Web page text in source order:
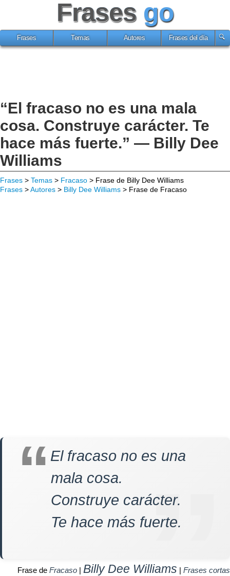
Frases go
Frases Temas Autores Frases del día
“El fracaso no es una mala
cosa. Construye carácter. Te
hace más fuerte.” — Billy Dee
Williams
Frases > Temas > Fracaso > Frase de Billy Dee Williams
Frases >Autores > Billy Dee Williams > Frase de Fracaso
El fracaso no es una
mala cosa.
Construye carácter.
Te hace más fuerte.
Frase de Fracaso | Billy Dee Williams | Frases cortas